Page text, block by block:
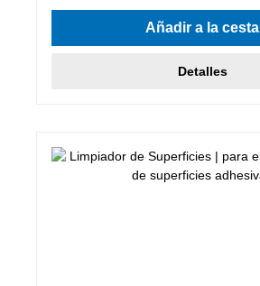
Añadir a la cesta
Detalles